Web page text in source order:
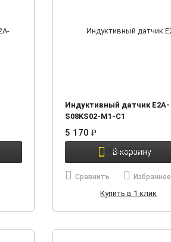
Индуктивный датчик E2A-
S08KS02-M1-C1
5 170 ₽
В корзину
Сравнить Избранное
Купить в 1 клик